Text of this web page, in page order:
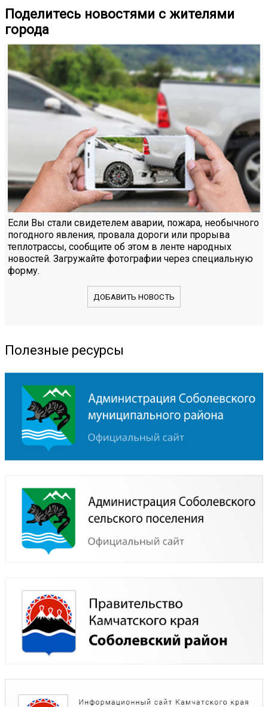
Поделитесь новостями с жителями
города
Если Вы стали свидетелем аварии, пожара, необычного
погодного явления, провала дороги или прорыва
теплотрассы, сообщите об этом в ленте народных
новостей. Загружайте фотографии через специальную
форму.
ДОБАВИТЬ НОВОСТЬ
Полезные ресурсы